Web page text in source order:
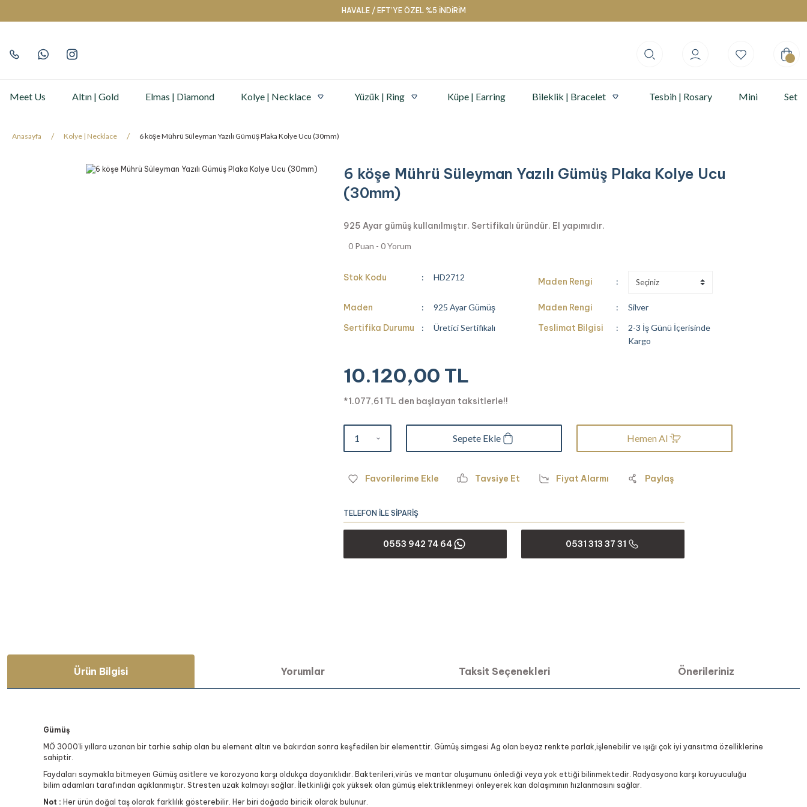
HAVALE / EFT’YE ÖZEL %5 İNDİRİM
Meet Us Altın | Gold Elmas | Diamond Kolye | Necklace Yüzük | Ring Küpe | Earring Bileklik | Bracelet Tesbih | Rosary Mini Set
Anasayfa Kolye | Necklace 6 köşe Mührü Süleyman Yazılı Gümüş Plaka Kolye Ucu (30mm)
6 köşe Mührü Süleyman Yazılı Gümüş Plaka Kolye Ucu
(30mm)
925 Ayar gümüş kullanılmıştır. Sertifikalı üründür. El yapımıdır.
0 Puan - 0 Yorum
Stok Kodu HD2712 Maden Rengi
Maden 925 Ayar Gümüş Maden Rengi Silver
Sertifika Durumu Üretici Sertifikalı Teslimat Bilgisi
2-3 İş Günü İçerisinde
Kargo
10.120,00 TL
*1.077,61 TL den başlayan taksitlerle!!
Sepete Ekle Hemen Al
Tavsiye Et Fiyat Alarmı Paylaş
TELEFON İLE SİPARİŞ
0553 942 74 64 0531 313 37 31
Ürün Bilgisi Yorumlar Taksit Seçenekleri Önerileriniz
Gümüş
MÖ 3000’li yıllara uzanan bir tarhie sahip olan bu element altın ve bakırdan sonra keşfedilen bir elementtir. Gümüş simgesi Ag olan beyaz renkte parlak,işlenebilir ve ışığı çok iyi yansıtma özelliklerine
sahiptir.
Faydaları saymakla bitmeyen Gümüş asitlere ve korozyona karşı oldukça dayanıklıdır. Bakterileri,virüs ve mantar oluşumunu önlediği veya yok ettiği bilinmektedir. Radyasyona karşı koruyuculuğu
bilim adamları tarafından açıklanmıştır. Stresten uzak kalmayı sağlar. İletkinliği çok yüksek olan gümüş elektriklenmeyi önleyerek kan dolaşımının hızlanmasını sağlar.
Not : Her ürün doğal taş olarak farklılık gösterebilir. Her biri doğada biricik olarak bulunur.